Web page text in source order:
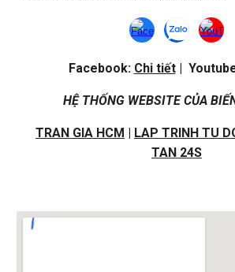
Facebook: Chi tiết|
HỆ THỐNG WEBSITE CỦA
TRAN GIA HCM | LAP TRINH TU
TAN 24S